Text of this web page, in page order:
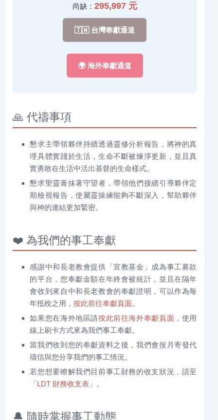
尚缺： 295,997 元
🇹🇼 台灣奉獻通道
🌍 海外奉獻通道
🙏 代禱事項
懇求主帶領夥伴持續透過靈修分析報告，將神的真
理具體實踐於生活，生命不斷被煉淨更新，並且真
實勇敢在生活中活出基督的生命樣式。
懇求聖靈膏抹著守望者，帶領他們接續引導夥伴定
期檢視報告，使屬靈操練能夠不斷深入，幫助夥伴
與神的連結更加緊密。
❤️ 為我們的事工奉獻
感謝中和長老教會提供「宣教基金」成為事工募款
的平台，您奉獻金額在年終會被統計，並且在隔年
會收到來自中和長老教會的奉獻證明，可以作為每
年抵稅之用，按此前往奉獻頁面。
如果您在海外地區請按此前往海外奉獻頁面 ，使用
線上刷卡方式來為我們事工奉獻。
當我們收到您的奉獻資料之後，我們會按月寄發代
禱信與您分享我們的事工情況。
若您想要瞭解我們目前事工財務的收支狀況，請至
「LDT 財務收支表 」。
🔔 隨時掌握事工動態